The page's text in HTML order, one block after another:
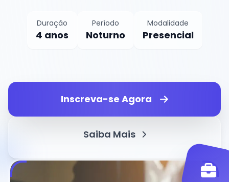
Duração
4 anos
Período
Noturno
Modalidade
Presencial
Inscreva-se Agora
Saiba Mais